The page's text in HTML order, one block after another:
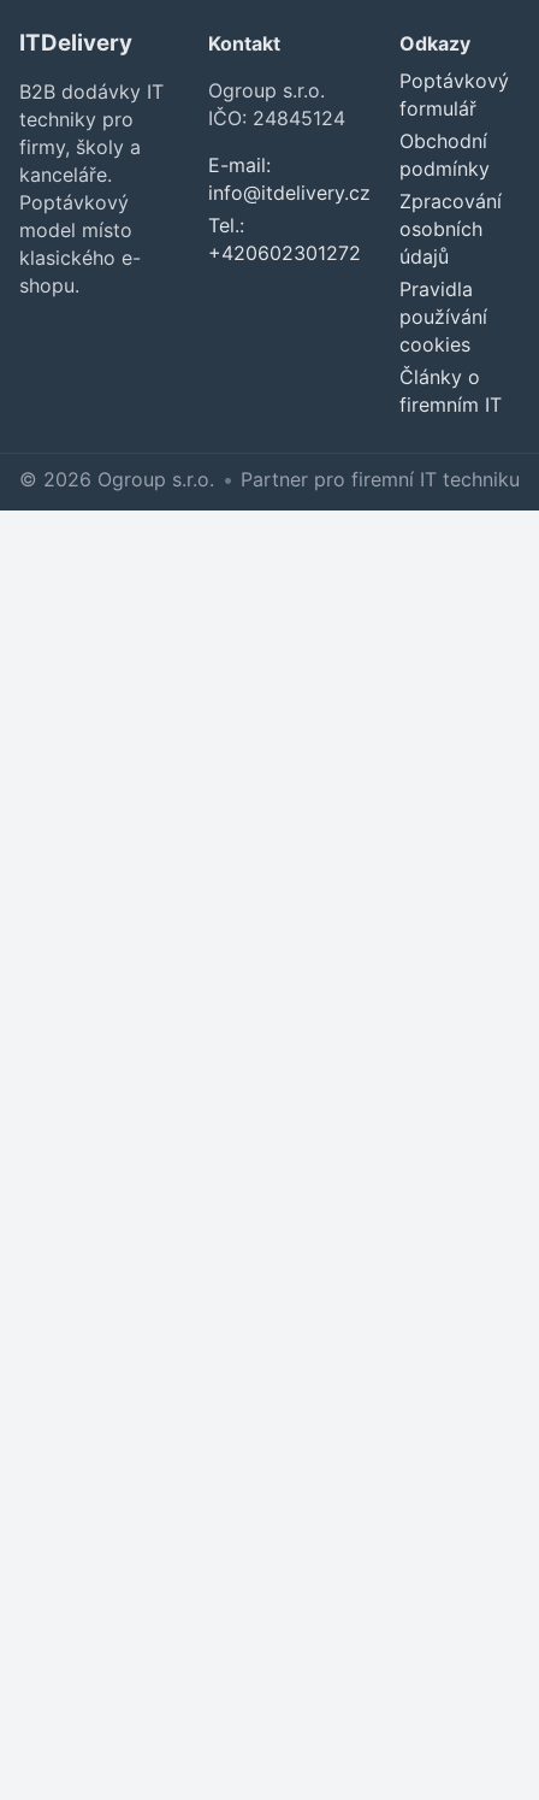
ITDelivery
B2B dodávky IT
techniky pro
firmy, školy a
kanceláře.
Poptávkový
model místo
klasického e-
shopu.
Kontakt
Ogroup s.r.o.
IČO: 24845124
E-mail:
info@itdelivery.cz
Tel.:
+420602301272
Odkazy
Poptávkový
formulář
Obchodní
podmínky
Zpracování
osobních
údajů
Pravidla
používání
cookies
Články o
firemním IT
© 2026 Ogroup s.r.o. • Partner pro firemní IT techniku